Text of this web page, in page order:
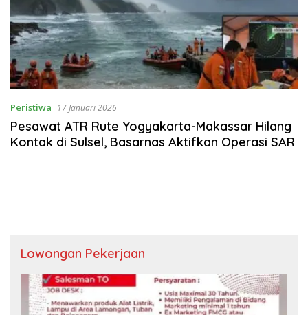
Peristiwa 17 Januari 2026
Pesawat ATR Rute Yogyakarta-Makassar Hilang
Kontak di Sulsel, Basarnas Aktifkan Operasi SAR
Lowongan Pekerjaan